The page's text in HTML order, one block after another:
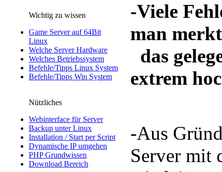
Wichtig zu wissen
Game Server auf 64Bit
Linux
Welche Server Hardware
Welches Betriebssystem
Befehle/Tipps Linux System
Befehle/Tipps Win System
Nützliches
Webinterface für Server
Backup unter Linux
Installation / Start per Script
Dynamische IP umgehen
PHP Grundwissen
Download Bereich
-Viele
man
das
extrem
-Aus
Server mit